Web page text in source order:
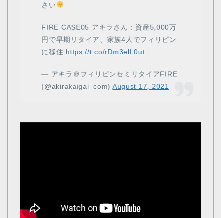
さい
FIRE CASE05 アキラさん：資産5,000万
円で早期リタイア、家族4人でフィリピン
に移住 https://t.co/rDm3elL0ut
— アキラ＠フィリピンセミリタイアFIRE
(@akirakaigai_com) August 17, 2021